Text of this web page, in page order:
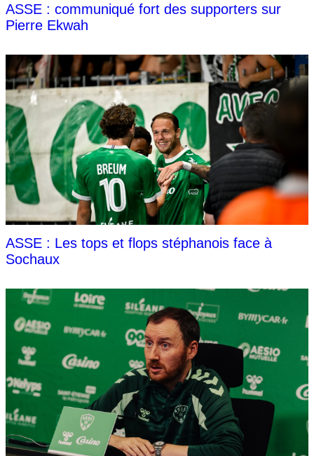
ASSE : communiqué fort des supporters sur
Pierre Ekwah
ASSE : Les tops et flops stéphanois face à
Sochaux